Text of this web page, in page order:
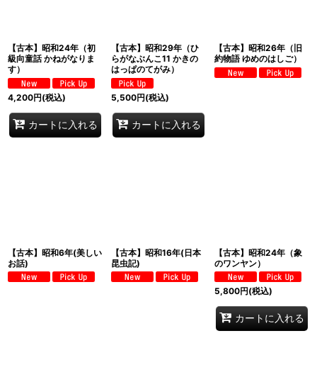
【古本】昭和24年（初
級向童話 かねがなりま
す）
4,200円(税込)
カートに入れる
【古本】昭和29年（ひ
らがなぶんこ11 かきの
はっぱのてがみ）
5,500円(税込)
カートに入れる
【古本】昭和26年（旧
約物語 ゆめのはしご）
【古本】昭和6年(美しい
お話)
【古本】昭和16年(日本
昆虫記)
【古本】昭和24年（象
のワンヤン）
5,800円(税込)
カートに入れる